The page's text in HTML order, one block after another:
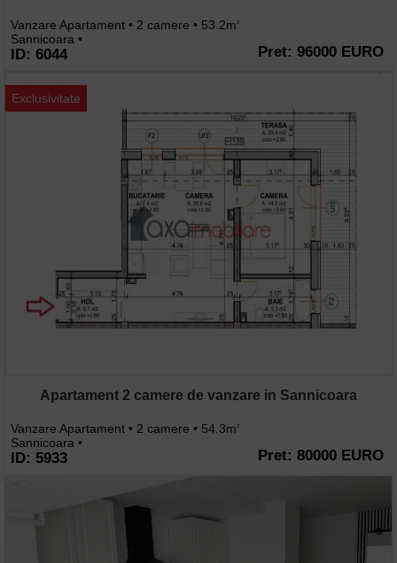
Vanzare Apartament • 2 camere • 53.2m2
Sannicoara •
ID: 6044 Pret: 96000 EURO
Exclusivitate
Apartament 2 camere de vanzare in Sannicoara
Vanzare Apartament • 2 camere • 54.3m2
Sannicoara •
ID: 5933 Pret: 80000 EURO